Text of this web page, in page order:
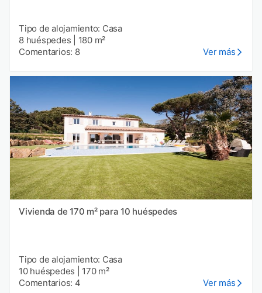
Tipo de alojamiento: Casa
8 huéspedes
180 m²
Comentarios: 8
Ver más
Vivienda de 170 m² para 10 huéspedes
Tipo de alojamiento: Casa
10 huéspedes
170 m²
Comentarios: 4
Ver más